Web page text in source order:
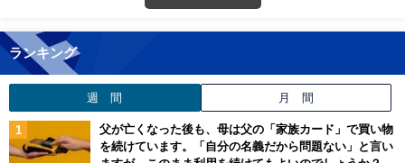
ランキング
週 間 月 間
父が亡くなった後も、母は父の「家族カード」で買い物
を続けています。「自分の名義だから問題ない」と言い